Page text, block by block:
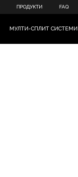
ПРОДУКТИ FAQ
МУЛТИ-СПЛИТ СИСТЕМИ